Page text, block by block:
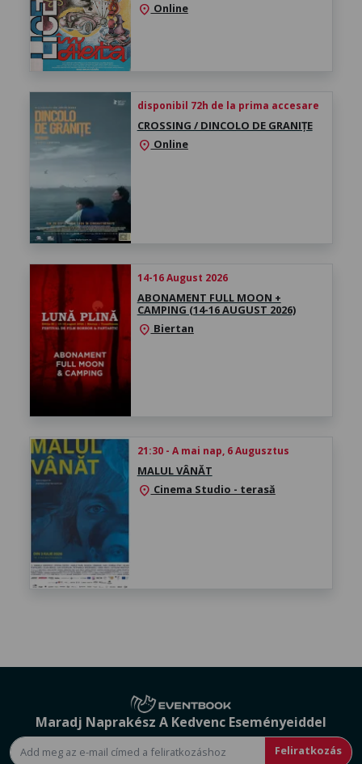
location_on Online
disponibil 72h de la prima accesare
CROSSING / DINCOLO DE GRANIȚE
location_on Online
14-16 August 2026
ABONAMENT FULL MOON +
CAMPING (14-16 AUGUST 2026)
location_on Biertan
21:30 - A mai nap, 6 Augusztus
MALUL VÂNĂT
location_on Cinema Studio - terasă
Maradj Naprakész A Kedvenc Eseményeiddel
Feliratkozás